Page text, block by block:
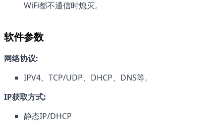
WiFi都不通信时熄灭。
软件参数
网络协议:
IPV4、TCP/UDP、DHCP、DNS等。
IP获取方式:
静态IP/DHCP